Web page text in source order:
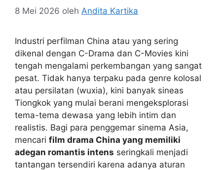
8 Mei 2026 oleh Andita Kartika
Industri perfilman China atau yang sering
dikenal dengan C-Drama dan C-Movies kini
tengah mengalami perkembangan yang sangat
pesat. Tidak hanya terpaku pada genre kolosal
atau persilatan (wuxia), kini banyak sineas
Tiongkok yang mulai berani mengeksplorasi
tema-tema dewasa yang lebih intim dan
realistis. Bagi para penggemar sinema Asia,
mencari film drama China yang memiliki
adegan romantis intens seringkali menjadi
tantangan tersendiri karena adanya aturan